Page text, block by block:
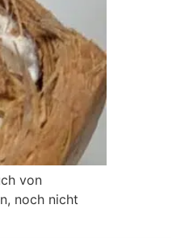
von
noch nicht